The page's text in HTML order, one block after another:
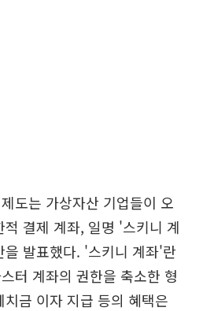
도는 가상자산 기업들이 오
결제 계좌, 일명 '스키니 계
발표했다. '스키니 계좌'란
터 계좌의 권한을 축소한 형
금 이자 지급 등의 혜택은